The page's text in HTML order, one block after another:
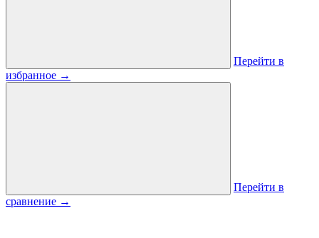
Перейти в
избранное →
Перейти в
сравнение →